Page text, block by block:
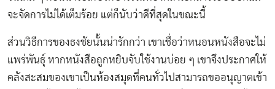
จะจัดการไม่ได้เต็มร้อย แต่ก็นับว่าดีที่สุดในขณะนี้
ส่วนวิธีการของธงชัยนั้นน่ารักกว่า เขาเชื่อว่าหนอนหนังสือจะไม่
แพร่พันธุ์ หากหนังสือถูกหยิบจับใช้งานบ่อย ๆ เขาจึงประกาศให้
คลังสะสมของเขาเป็นห้องสมุดที่คนทั่วไปสามารถขออนุญาตเข้า